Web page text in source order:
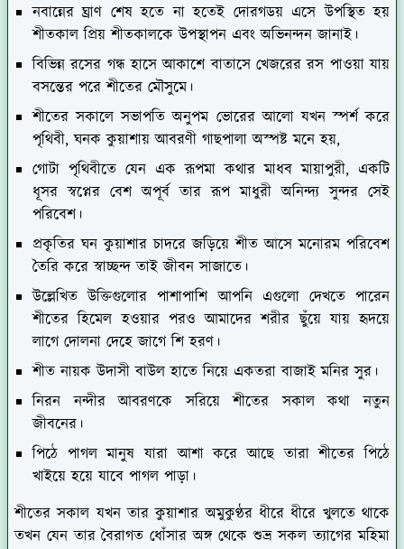
নবান্নের ঘ্রাণ শেষ হতে না হতেই দোরগডয় এসে উপস্থিত হয়
শীতকাল প্রিয় শীতকালকে উপস্থাপন এবং অভিনন্দন জানাই।
বিভিন্ন রসের গন্ধ হাসে আকাশে বাতাসে খেজরের রস পাওয়া যায়
বসন্তের পরে শীতের মৌসুমে।
শীতের সকালে সভাপতি অনুপম ভোরের আলো যখন স্পর্শ করে
পৃথিবী, ঘনক কুয়াশায় আবরণী গাছপালা অস্পষ্ট মনে হয়,
গোটা পৃথিবীতে যেন এক রূপমা কথার মাধব মায়াপুরী, একটি
ধূসর স্বপ্নের বেশ অপূর্ব তার রূপ মাধুরী অনিন্দ্য সুন্দর সেই
পরিবেশ।
প্রকৃতির ঘন কুয়াশার চাদরে জড়িয়ে শীত আসে মনোরম পরিবেশ
তৈরি করে স্বাচ্ছন্দ তাই জীবন সাজাতে।
উল্লেখিত উক্তিগুলোর পাশাপাশি আপনি এগুলো দেখতে পারেন
শীতের হিমেল হওয়ার পরও আমাদের শরীর ছুঁয়ে যায় হৃদয়ে
লাগে দোলনা দেহে জাগে শি হরণ।
শীত নায়ক উদাসী বাউল হাতে নিয়ে একতরা বাজাই মনির সুর।
নিরন নন্দীর আবরণকে সরিয়ে শীতের সকাল কথা নতুন
জীবনের।
পিঠে পাগল মানুষ যারা আশা করে আছে তারা শীতের পিঠে
খাইয়ে হয়ে যাবে পাগল পাড়া।
শীতের সকাল যখন তার কুয়াশার অমুকুণ্ঠর ধীরে ধীরে খুলতে থাকে
তখন যেন তার বৈরাগত ধোঁসার অঙ্গ থেকে শুভ্র সকল ত্যাগের মহিমা